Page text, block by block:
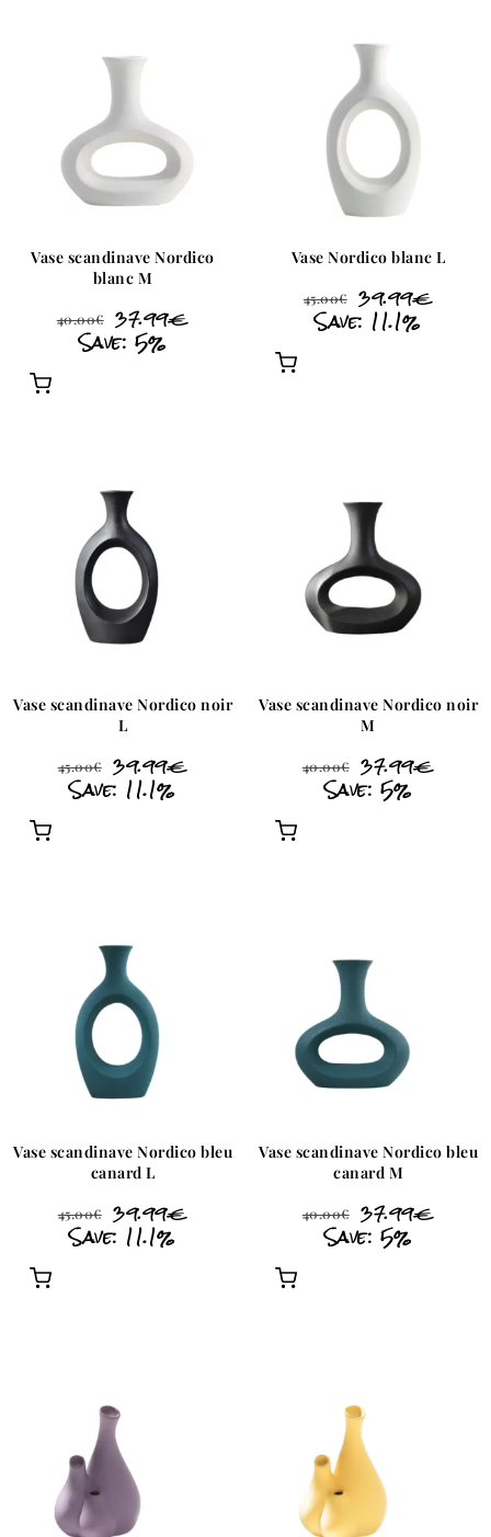
Vase scandinave Nordico
blanc M
40.00€ 37.99€
Save: 5%
Vase Nordico blanc L
45.00€ 39.99€
Save: 11.1%
Vase scandinave Nordico noir
L
45.00€ 39.99€
Save: 11.1%
Vase scandinave Nordico noir
M
40.00€ 37.99€
Save: 5%
Vase scandinave Nordico bleu
canard L
45.00€ 39.99€
Save: 11.1%
Vase scandinave Nordico bleu
canard M
40.00€ 37.99€
Save: 5%